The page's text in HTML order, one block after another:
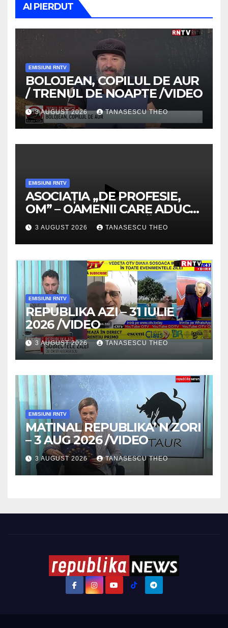
AI PIERDUT
EMISIUNI RNTV
BOLOJEAN, COPILUL DE AUR
/ TRENUL DE NOAPTE /VIDEO
3 AUGUST 2026 TANASESCU THEO
EMISIUNI RNTV
ASOCIAȚIA „DE PROFESIE,
OM” – OAMENII CARE ADUC
VALOARE COMUNITĂȚII /
SECRETELE SUCCESULUI
/VIDEO
3 AUGUST 2026 TANASESCU THEO
EMISIUNI RNTV
REPUBLIKA AZI – 31 IULIE
2026 /VIDEO
3 AUGUST 2026 TANASESCU THEO
EMISIUNI RNTV
MATINAL REPUBLIKA’ N ZORI
– 3 AUG 2026 /VIDEO
3 AUGUST 2026 TANASESCU THEO